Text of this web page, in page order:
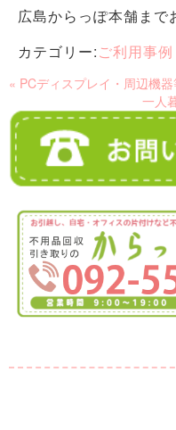
広島からっぽ本舗まで
カテゴリー:ご利用事例
« PCディスプレイ・周辺機
一人